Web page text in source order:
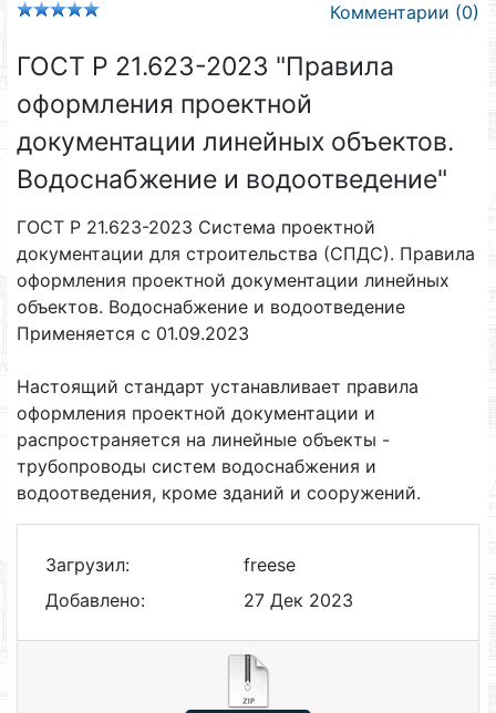
Комментарии (0)
ГОСТ Р 21.623-2023 "Правила
оформления проектной
документации линейных объектов.
Водоснабжение и водоотведение"
ГОСТ Р 21.623-2023 Система проектной
документации для строительства (СПДС). Правила
оформления проектной документации линейных
объектов. Водоснабжение и водоотведение
Применяется с 01.09.2023
Настоящий стандарт устанавливает правила
оформления проектной документации и
распространяется на линейные объекты -
трубопроводы систем водоснабжения и
водоотведения, кроме зданий и сооружений.
Загрузил:
freese
Добавлено:
27 Дек 2023